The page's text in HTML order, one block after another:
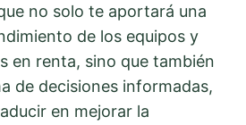
no solo te aportará una
de los equipos y
en renta, sino que también
de decisiones informadas,
en mejorar la